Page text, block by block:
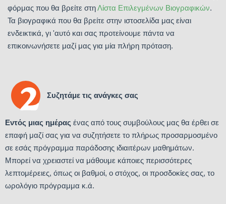
φόρμας που θα βρείτε στηΛίστα Επιλεγμένων Βιογραφικών.
Τα βιογραφικά που θα βρείτε στην ιστοσελίδα μας είναι
ενδεικτικά, γι 'αυτό και σας προτείνουμε πάντα να
επικοινωνήσετε μαζί μας για μία πλήρη πρόταση.
Συζητάμε τις ανάγκες σας
Εντός μιας ημέρας ένας από τους συμβούλους μας θα έρθει σε
επαφή μαζί σας για να συζητήσετε το πλήρως προσαρμοσμένο
σε εσάς πρόγραμμα παράδοσης ιδιαιτέρων μαθημάτων.
Μπορεί να χρειαστεί να μάθουμε κάποιες περισσότερες
λεπτομέρειες, όπως οι βαθμοί, ο στόχος, οι προσδοκίες σας, το
ωρολόγιο πρόγραμμα κ.ά.